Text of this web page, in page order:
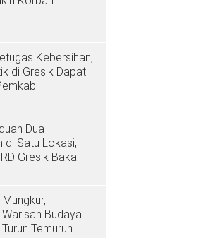
Kebersihan,
di Gresik Dapat
Dua
di Satu Lokasi,
Gresik Bakal
Budaya
Temurun